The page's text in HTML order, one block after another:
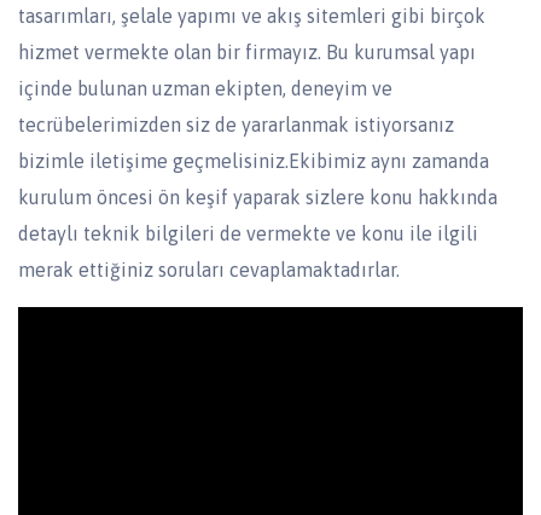
tasarımları, şelale yapımı ve akış sitemleri gibi birçok
hizmet vermekte olan bir firmayız. Bu kurumsal yapı
içinde bulunan uzman ekipten, deneyim ve
tecrübelerimizden siz de yararlanmak istiyorsanız
bizimle iletişime geçmelisiniz.Ekibimiz aynı zamanda
kurulum öncesi ön keşif yaparak sizlere konu hakkında
detaylı teknik bilgileri de vermekte ve konu ile ilgili
merak ettiğiniz soruları cevaplamaktadırlar.